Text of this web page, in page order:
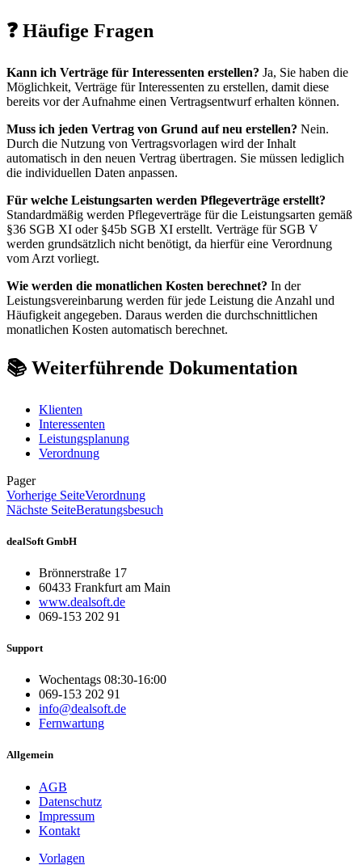
❓ Häufige Fragen
Kann ich Verträge für Interessenten erstellen? Ja, Sie haben die
Möglichkeit, Verträge für Interessenten zu erstellen, damit diese
bereits vor der Aufnahme einen Vertragsentwurf erhalten können.
Muss ich jeden Vertrag von Grund auf neu erstellen? Nein.
Durch die Nutzung von Vertragsvorlagen wird der Inhalt
automatisch in den neuen Vertrag übertragen. Sie müssen lediglich
die individuellen Daten anpassen.
Für welche Leistungsarten werden Pflegeverträge erstellt?
Standardmäßig werden Pflegeverträge für die Leistungsarten gemäß
§36 SGB XI oder §45b SGB XI erstellt. Verträge für SGB V
werden grundsätzlich nicht benötigt, da hierfür eine Verordnung
vom Arzt vorliegt.
Wie werden die monatlichen Kosten berechnet? In der
Leistungsvereinbarung werden für jede Leistung die Anzahl und
Häufigkeit angegeben. Daraus werden die durchschnittlichen
monatlichen Kosten automatisch berechnet.
📚 Weiterführende Dokumentation
Klienten
Interessenten
Leistungsplanung
Verordnung
Pager
Vorherige SeiteVerordnung
Nächste SeiteBeratungsbesuch
dealSoft GmbH
Brönnerstraße 17
60433 Frankfurt am Main
www.dealsoft.de
069-153 202 91
Support
Wochentags 08:30-16:00
069-153 202 91
info@dealsoft.de
Fernwartung
Allgemein
AGB
Datenschutz
Impressum
Kontakt
Vorlagen